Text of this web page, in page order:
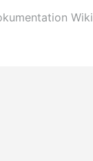
Wiki